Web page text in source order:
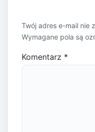
Twój adres e-mail nie
Wymagane pola są
Komentarz *